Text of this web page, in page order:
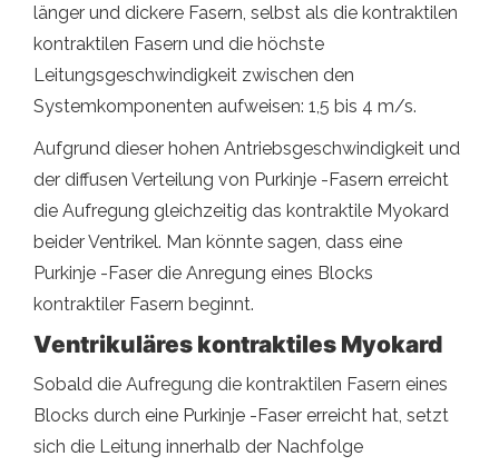
länger und dickere Fasern, selbst als die kontraktilen
kontraktilen Fasern und die höchste
Leitungsgeschwindigkeit zwischen den
Systemkomponenten aufweisen: 1,5 bis 4 m/s.
Aufgrund dieser hohen Antriebsgeschwindigkeit und
der diffusen Verteilung von Purkinje -Fasern erreicht
die Aufregung gleichzeitig das kontraktile Myokard
beider Ventrikel. Man könnte sagen, dass eine
Purkinje -Faser die Anregung eines Blocks
kontraktiler Fasern beginnt.
Ventrikuläres kontraktiles Myokard
Sobald die Aufregung die kontraktilen Fasern eines
Blocks durch eine Purkinje -Faser erreicht hat, setzt
sich die Leitung innerhalb der Nachfolge